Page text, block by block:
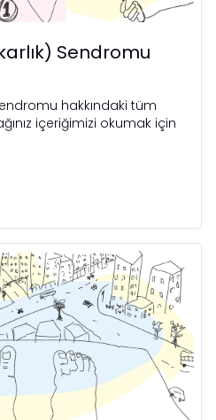
Sendromu
hakkındaki tüm
içeriğimizi okumak için